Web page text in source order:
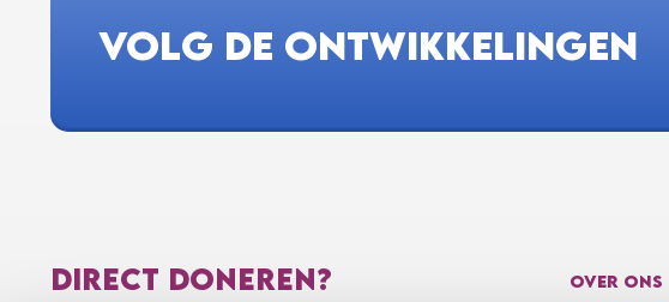
VOLG DE ONTWIKKELINGEN
DIRECT DONEREN? OVER ONS